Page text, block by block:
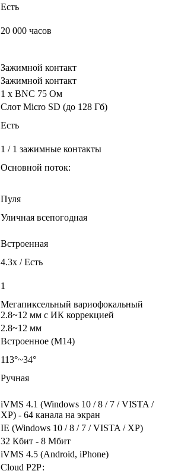
Есть
20 000 часов
Зажимной контакт
Зажимной контакт
1 x BNC 75 Ом
Слот Micro SD (до 128 Гб)
Есть
1 / 1 зажимные контакты
Основной поток:
Пуля
Уличная всепогодная
Встроенная
4.3х / Есть
1
Мегапиксельный вариофокальный
2.8~12 мм c ИК коррекцией
2.8~12 мм
Встроенное (М14)
113°~34°
Ручная
iVMS 4.1 (Windows 10 / 8 / 7 / VISTA /
XP) - 64 канала на экран
IE (Windows 10 / 8 / 7 / VISTA / XP)
32 Кбит - 8 Мбит
iVMS 4.5 (Android, iPhone)
Cloud Р2Р: